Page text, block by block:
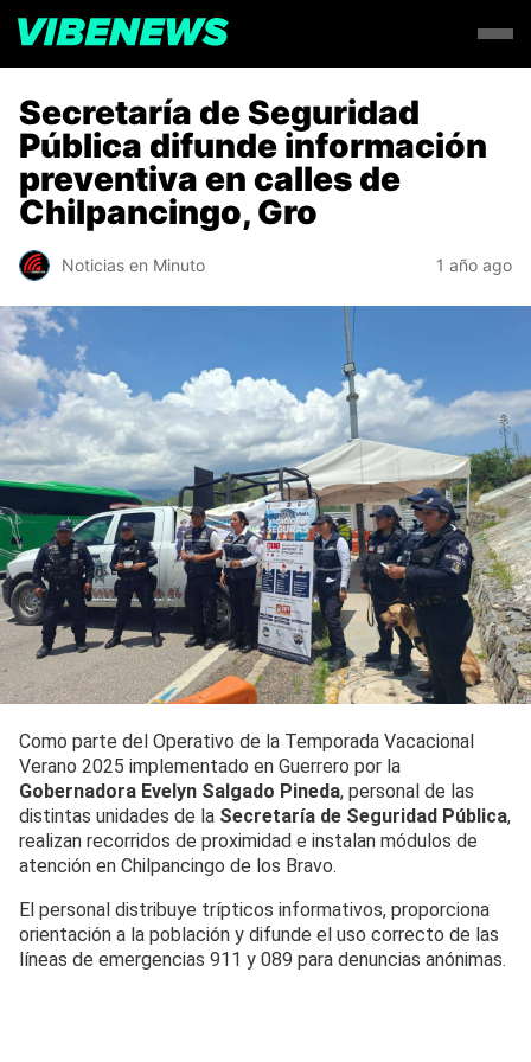
Secretaría de Seguridad
Pública difunde información
preventiva en calles de
Chilpancingo, Gro
Noticias en Minuto 1 año ago
Como parte del Operativo de la Temporada Vacacional
Verano 2025 implementado en Guerrero por la
Gobernadora Evelyn Salgado Pineda, personal de las
distintas unidades de la Secretaría de Seguridad Pública,
realizan recorridos de proximidad e instalan módulos de
atención en Chilpancingo de los Bravo.
El personal distribuye trípticos informativos, proporciona
orientación a la población y difunde el uso correcto de las
líneas de emergencias 911 y 089 para denuncias anónimas.